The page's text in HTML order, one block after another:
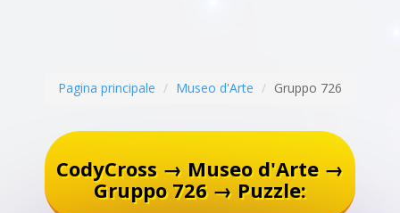
Pagina principale Museo d'Arte Gruppo 726
CodyCross → Museo d'Arte →
Gruppo 726 → Puzzle: